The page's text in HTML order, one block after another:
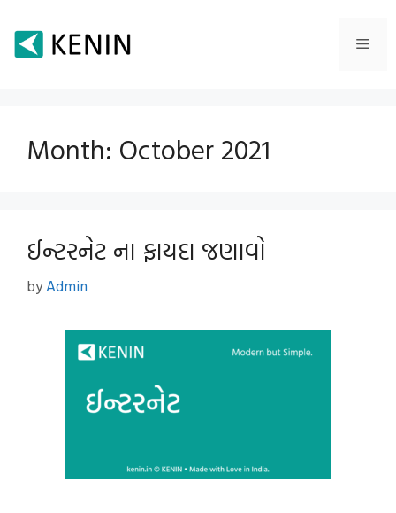
content
Month: October 2021
ઈન્ટરનેટ ના ફાયદા જણાવો
byAdmin